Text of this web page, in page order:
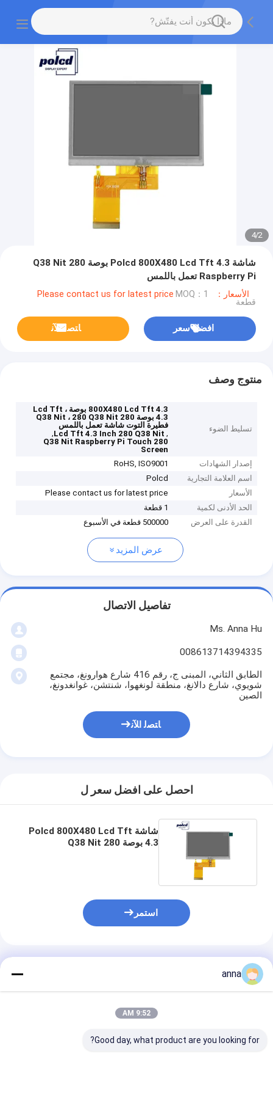
2
/
4
شاشة Polcd 800X480 Lcd Tft 4.3 بوصة 280 Q38 Nit
Raspberry Pi تعمل باللمس
الأسعار：Please contact us for latest price MOQ：1
قطعة
افضل سعر ﺎﺘﺼﻟ ﺍﻶﻧ
منتوج وصف
تسليط الضوء
800X480 Lcd Tft 4.3 بوصة ، Lcd Tft
4.3 بوصة 280 Q38 Nit ، 280 Q38 Nit
فطيرة التوت شاشة تعمل باللمس
,
Lcd Tft 4.3 Inch 280 Q38 Nit
,
280 Q38 Nit Raspberry Pi Touch
Screen
إصدار الشهادات
RoHS, ISO9001
اسم العلامة التجارية
Polcd
الأسعار
Please contact us for latest price
الحد الأدنى لكمية
1 قطعة
القدرة على العرض
500000 قطعة في الأسبوع
عرض المزيد
تفاصيل الاتصال
Ms. Anna Hu
008613714394335
الطابق الثاني، المبنى ج، رقم 416 شارع هوارونغ، مجتمع
شويوي، شارع دالانغ، منطقة لونغهوا، شنتشن، غوانغدونغ،
الصين
ﺎﺘﺼﻟ ﺍﻶﻧ
احصل على افضل سعر ل
شاشة Polcd 800X480 Lcd Tft
4.3 بوصة 280 Q38 Nit
استمر
المنتجات الموصى بها
anna
9:52 AM
Good day, what product are you looking for?